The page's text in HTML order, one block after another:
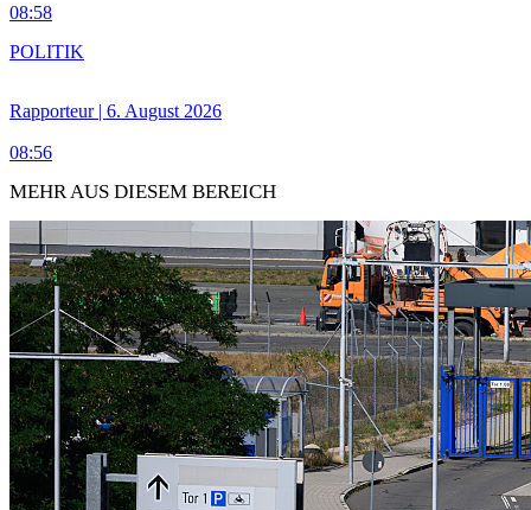
08:58
Rapporteur | 6. August 2026
08:56
POLITIK
MEHR AUS DIESEM BEREICH